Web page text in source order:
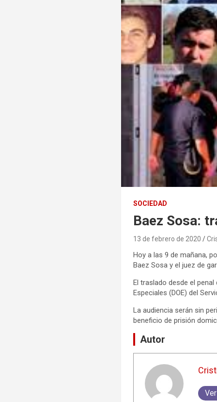
SOCIEDAD
Baez Sosa:
13 de febrero de 2020
Hoy a las 9 de mañana,
Baez Sosa y el juez de
El traslado desde el
Especiales (DOE) del
La audiencia serán sin
beneficio de prisión
Autor